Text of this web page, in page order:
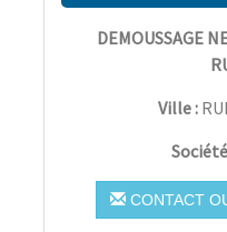
DEMOUSSAGE
Ville :
CONTACT